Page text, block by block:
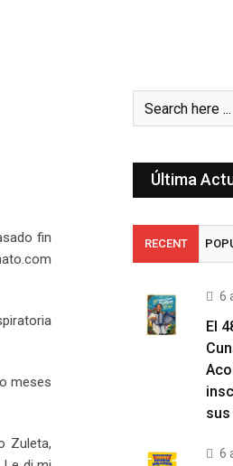
fin
meses
Zuleta,
Última
RECENT
6
El
6